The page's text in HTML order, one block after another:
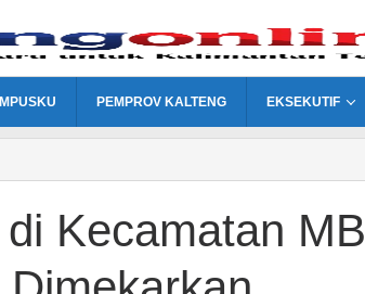
PEMPROV KALTENG EKSEKUTIF
Kecamatan MB